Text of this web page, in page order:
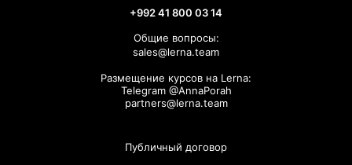
+992 41 800 03 14
Общие вопросы:
sales@lerna.team
Размещение курсов на Lerna:
Telegram @AnnaPorah
partners@lerna.team
Публичный договор